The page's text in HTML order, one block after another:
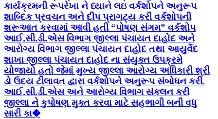
કાર્યક્રમની રૂપરેખા ને ધ્યાને લઇ વર્કશોપને અનુરૂપ
શાબ્દિક પ્રવચન અને દીપ પ્રાગટ્ય કરી વર્કશોપની
શરૂઆત કરવામાં આવી હતી “પોષણ સંગમ” વર્કશોપ
આઈ.સી.ડી.એસ વિભાગ જીલ્લા પંચાયત દાહોદ અને
આરોગ્ય વિભાગ જીલ્લા પંચાયત દાહોદ તથા આયુર્વેદ
શાખા જીલ્લા પંચાયત દાહોદ ના સંયુક્ત ઉપક્રમે
યોજાયો હતો જેમાં મુખ્ય જીલ્લા આરોગ્ય અધિકારી શ્રી
ડો ઉદય ટીલાવત દ્વારા વર્કશોપને અનુરૂપ સંબોધન કરી.
આઈ.સી.ડી.એસ અને આરોગ્ય વિભાગ સંકલન કરી
જીલ્લા ને કુપોષણ મુક્ત કરવા માટે સહભાગી બની વધુ
સારી કા�